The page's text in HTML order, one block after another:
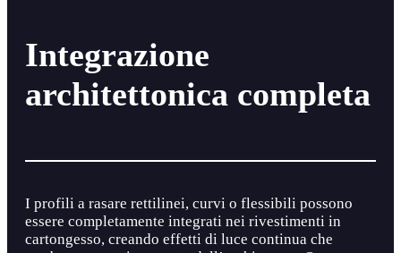
Integrazione
architettonica completa
I profili a rasare rettilinei, curvi o flessibili possono
essere completamente integrati nei rivestimenti in
cartongesso, creando effetti di luce continua che